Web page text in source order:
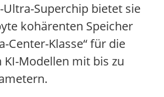
Ultra-Superchip bietet sie
kohärenten Speicher
Center-Klasse“ für die
KI-Modellen mit bis zu